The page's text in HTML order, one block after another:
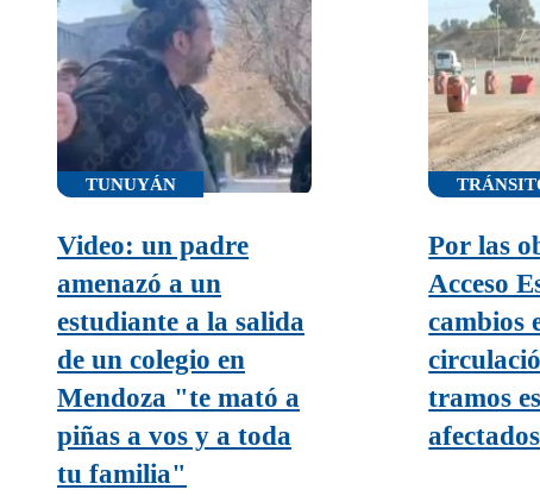
TUNUYÁN
Video: un padre
amenazó a un
estudiante a la salida
de un colegio en
Mendoza "te mató a
piñas a vos y a toda
tu familia"
Por las
Acceso
cambios
tramos
afectados